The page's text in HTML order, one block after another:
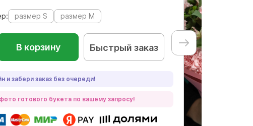
размер S размер M
В корзину Быстрый заказ
и забери заказ без очереди!
готового букета по вашему запросу!